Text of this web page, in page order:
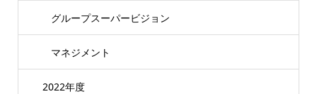
グループスーパービジョン
マネジメント
2022年度